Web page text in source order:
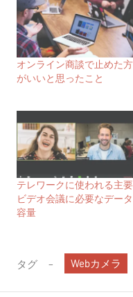
オンライン商談で止めた方
がいいと思ったこと
テレワークに使われる主要
ビデオ会議に必要なデータ
容量
タグ Webカメラ